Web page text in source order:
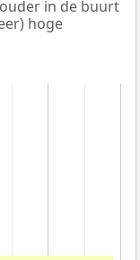
in de buurt
hoge